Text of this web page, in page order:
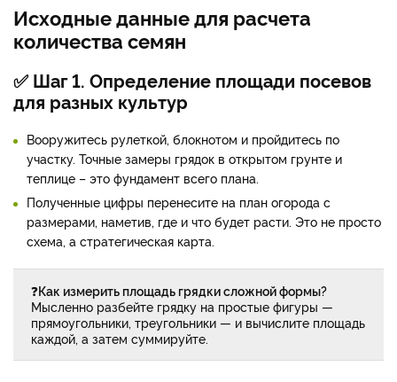
Исходные данные для расчета
количества семян
✅ Шаг 1. Определение площади посевов
для разных культур
Вооружитесь рулеткой, блокнотом и пройдитесь по
участку. Точные замеры грядок в открытом грунте и
теплице – это фундамент всего плана.
Полученные цифры перенесите на план огорода с
размерами, наметив, где и что будет расти. Это не просто
схема, а стратегическая карта.
❓Как измерить площадь грядки сложной формы?
Мысленно разбейте грядку на простые фигуры —
прямоугольники, треугольники — и вычислите площадь
каждой, а затем суммируйте.